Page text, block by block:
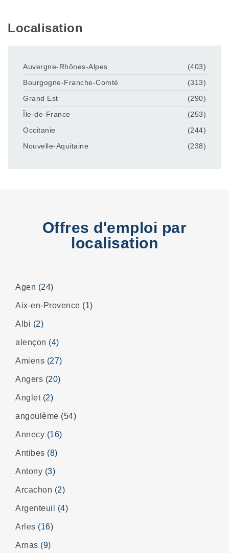
Localisation
Auvergne-Rhônes-Alpes
(403)
Bourgogne-Franche-Comté
(313)
Grand Est
(290)
Île-de-France
(253)
Occitanie
(244)
Nouvelle-Aquitaine
(238)
Offres d'emploi par
localisation
Agen (24)
Aix-en-Provence (1)
Albi (2)
alençon (4)
Amiens (27)
Angers (20)
Anglet (2)
angoulème (54)
Annecy (16)
Antibes (8)
Antony (3)
Arcachon (2)
Argenteuil (4)
Arles (16)
Arnas (9)